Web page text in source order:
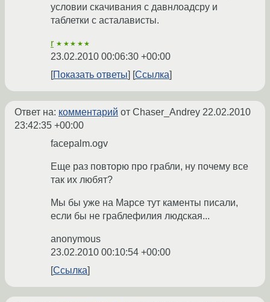
условии скачивания с давнлоадсру и
таблетки с асталависты.
r ★★★★★
23.02.2010 00:06:30 +00:00
Показать ответы
Ссылка
Ответ на: комментарий от Chaser_Andrey 22.02.2010
23:42:35 +00:00
facepalm.ogv
Еще раз повторю про грабли, ну почему все
так их любят?
Мы бы уже на Марсе тут каменты писали,
если бы не граблефилия людская...
anonymous
23.02.2010 00:10:54 +00:00
Ссылка